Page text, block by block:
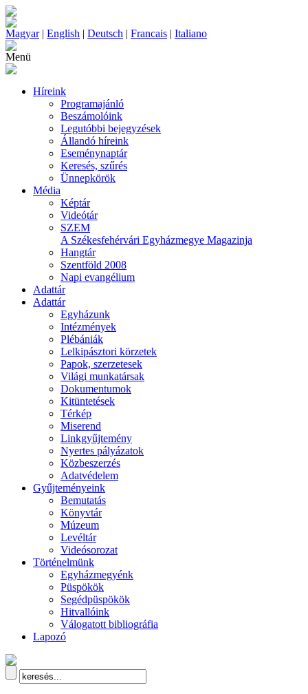
Magyar| English | Deutsch | Francais | Italiano
Menü
Híreink
Programajánló
Beszámolóink
Legutóbbi bejegyzések
Állandó híreink
Eseménynaptár
Keresés, szűrés
Ünnepkörök
Média
Képtár
Videótár
SZEM
A Székesfehérvári Egyházmegye Magazinja
Hangtár
Szentföld 2008
Napi evangélium
Adattár
Adattár
Egyházunk
Intézmények
Plébániák
Lelkipásztori körzetek
Papok, szerzetesek
Világi munkatársak
Dokumentumok
Kitüntetések
Térkép
Miserend
Linkgyűjtemény
Nyertes pályázatok
Közbeszerzés
Adatvédelem
Gyűjteményeink
Bemutatás
Könyvtár
Múzeum
Levéltár
Videósorozat
Történelmünk
Egyházmegyénk
Püspökök
Segédpüspökök
Hitvallóink
Válogatott bibliográfia
Lapozó